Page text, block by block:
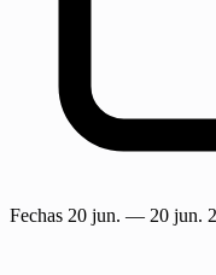
Fechas 20 jun. — 20 jun.